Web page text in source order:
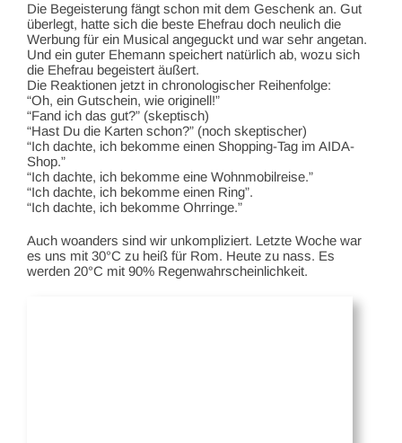
Die Begeisterung fängt schon mit dem Geschenk an. Gut
überlegt, hatte sich die beste Ehefrau doch neulich die
Werbung für ein Musical angeguckt und war sehr angetan.
Und ein guter Ehemann speichert natürlich ab, wozu sich
die Ehefrau begeistert äußert.
Die Reaktionen jetzt in chronologischer Reihenfolge:
“Oh, ein Gutschein, wie originell!”
“Fand ich das gut?” (skeptisch)
“Hast Du die Karten schon?” (noch skeptischer)
“Ich dachte, ich bekomme einen Shopping-Tag im AIDA-
Shop.”
“Ich dachte, ich bekomme eine Wohnmobilreise.”
“Ich dachte, ich bekomme einen Ring”.
“Ich dachte, ich bekomme Ohrringe.”
Auch woanders sind wir unkompliziert. Letzte Woche war
es uns mit 30°C zu heiß für Rom. Heute zu nass. Es
werden 20°C mit 90% Regenwahrscheinlichkeit.